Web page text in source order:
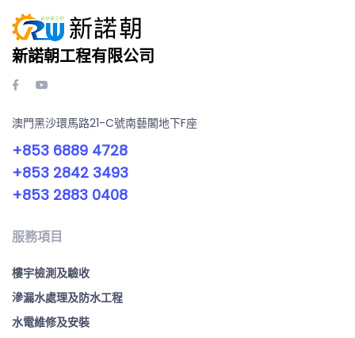
新諾朝工程有限公司
澳門黑沙環馬路21-C號南藝閣地下F座
+853 6889 4728
+853 2842 3493
+853 2883 0408
服務項目
樓宇檢測及驗收
滲漏水處理及防水工程
水電維修及安裝